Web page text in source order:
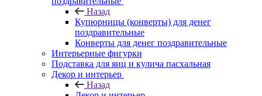
Назад
Купюрницы (конверты) для денег
поздравительные
Конверты для денег поздравительные
Интерьерные фигурки
Подставка для яиц и кулича пасхальная
Декор и интерьер
Назад